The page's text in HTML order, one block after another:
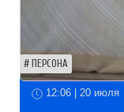
ПЕРСОНА
12:06 | 20 июля